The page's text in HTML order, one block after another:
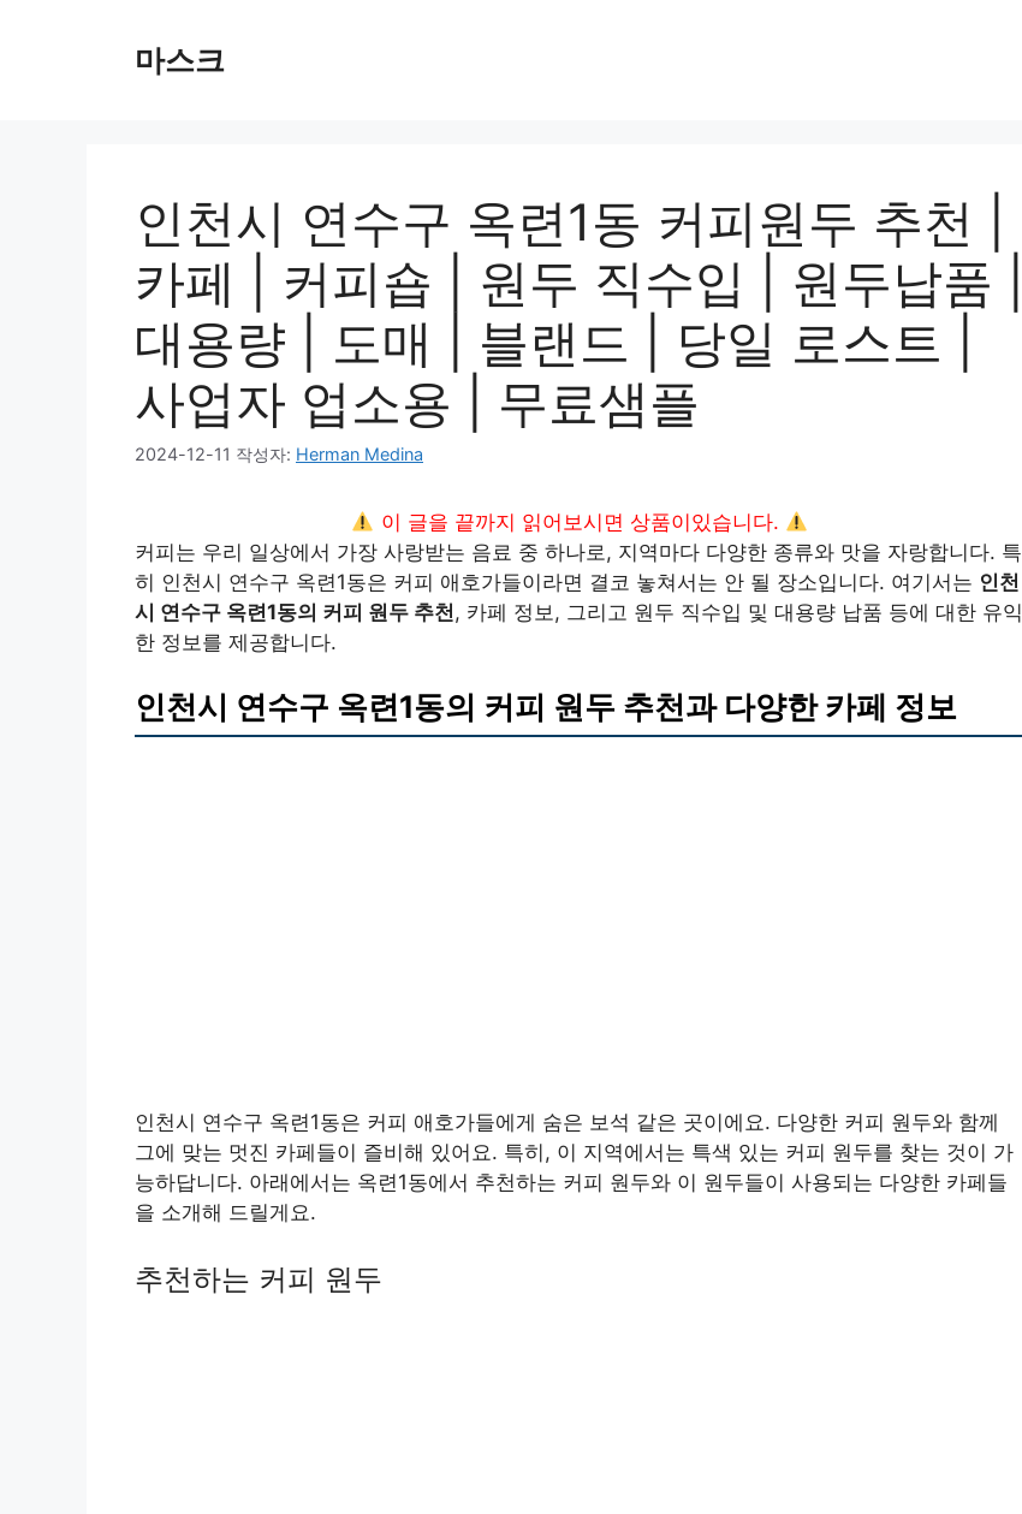
마스크
인천시 연수구 옥련1동 커피원두 추천 |
카페 | 커피숍 | 원두 직수입 | 원두납품 |
대용량 | 도매 | 블랜드 | 당일 로스트 |
사업자 업소용 | 무료샘플
2024-12-11 작성자: Herman Medina
이 글을 끝까지 읽어보시면 상품이있습니다.
커피는 우리 일상에서 가장 사랑받는 음료 중 하나로, 지역마다 다양한 종류와 맛을 자랑합니다. 특
히 인천시 연수구 옥련1동은 커피 애호가들이라면 결코 놓쳐서는 안 될 장소입니다. 여기서는 인천
시 연수구 옥련1동의 커피 원두 추천, 카페 정보, 그리고 원두 직수입 및 대용량 납품 등에 대한 유익
한 정보를 제공합니다.
인천시 연수구 옥련1동의 커피 원두 추천과 다양한 카페 정보
인천시 연수구 옥련1동은 커피 애호가들에게 숨은 보석 같은 곳이에요. 다양한 커피 원두와 함께
그에 맞는 멋진 카페들이 즐비해 있어요. 특히, 이 지역에서는 특색 있는 커피 원두를 찾는 것이 가
능하답니다. 아래에서는 옥련1동에서 추천하는 커피 원두와 이 원두들이 사용되는 다양한 카페들
을 소개해 드릴게요.
추천하는 커피 원두